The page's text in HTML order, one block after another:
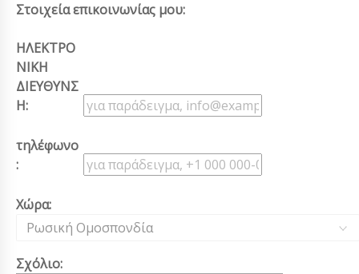
Στοιχεία επικοινωνίας μου:
ΗΛΕΚΤΡΟ
ΝΙΚΗ
ΔΙΕΥΘΥΝΣ
Η:
τηλέφωνο
:
Χώρα:
Ρωσική Ομοσπονδία
Σχόλιο: